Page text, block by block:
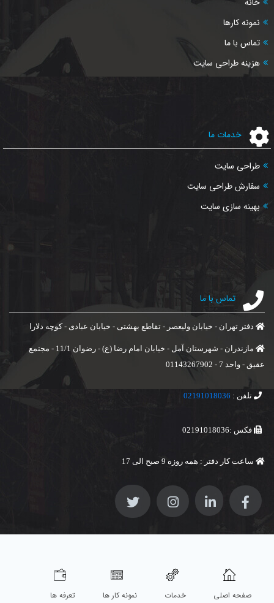
نمونه کارها
تماس با ما
هزینه طراحی سایت
خدمات ما
طراحی سایت
سفارش طراحی سایت
بهینه سازی سایت
تماس با ما
دفتر تهران - خیابان ولیعصر - تقاطع بهشتی - خیابان عبادی - کوچه دلارا
مازندران - شهرستان آمل - خیابان امام رضا (ع) - رضوان 11/1 - مجتمع
عقیق - واحد 7 - 01143267902
تلفن : 02191018036
فکس :02191018036
ساعت کار دفتر : همه روزه 9 صبح الی 17
صفحه اصلی خدمات نمونه کار ها تعرفه ها